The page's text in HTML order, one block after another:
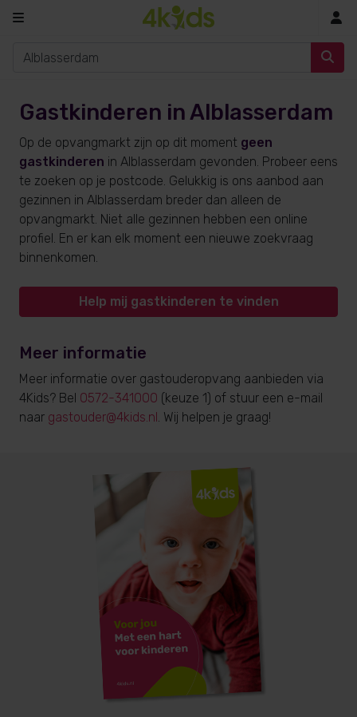
Gastkinderen in Alblasserdam
Op de opvangmarkt zijn op dit moment geen
gastkinderen in Alblasserdam gevonden. Probeer eens
te zoeken op je postcode. Gelukkig is ons aanbod aan
gezinnen in Alblasserdam breder dan alleen de
opvangmarkt. Niet alle gezinnen hebben een online
profiel. En er kan elk moment een nieuwe zoekvraag
binnenkomen.
Help mij gastkinderen te vinden
Meer informatie
Meer informatie over gastouderopvang aanbieden via
4Kids? Bel 0572-341000 (keuze 1) of stuur een e-mail
naar gastouder@4kids.nl. Wij helpen je graag!